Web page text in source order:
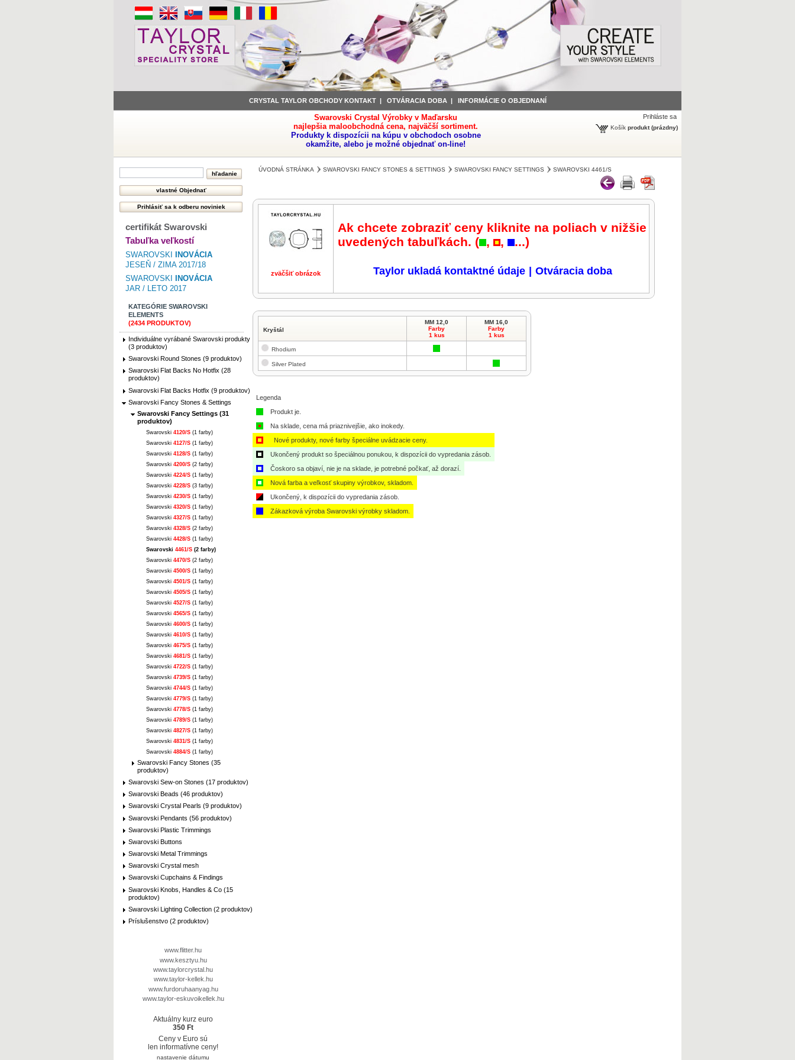
CRYSTAL TAYLOR OBCHODY KONTAKT| OTVÁRACIA DOBA | INFORMÁCIE O OBJEDNANÍ
Swarovski Crystal Výrobky v Maďarsku
najlepšia maloobchodná cena, najväčší sortiment.
Produkty k dispozícii na kúpu v obchodoch osobne
okamžite, alebo je možné objednať on-line!
Prihláste sa
Košík produkt (prázdny)
certifikát Swarovski
Tabuľka veľkostí
SWAROVSKI
INOVÁCIA
JESEŇ / ZIMA 2017/18
SWAROVSKI
INOVÁCIA
JAR / LETO 2017
KATEGÓRIE SWAROVSKI
ELEMENTS
(2434 PRODUKTOV)
Individuálne vyrábané Swarovski produkty
(3 produktov)
Swarovski Round Stones (9 produktov)
Swarovski Flat Backs No Hotfix (28
produktov)
Swarovski Flat Backs Hotfix (9 produktov)
Swarovski Fancy Stones & Settings
Swarovski Fancy Settings (31
produktov)
Swarovski 4120/S (1 farby)
Swarovski 4127/S (1 farby)
Swarovski 4128/S (1 farby)
Swarovski 4200/S (2 farby)
Swarovski 4224/S (1 farby)
Swarovski 4228/S (3 farby)
Swarovski 4230/S (1 farby)
Swarovski 4320/S (1 farby)
Swarovski 4327/S (1 farby)
Swarovski 4328/S (2 farby)
Swarovski 4428/S (1 farby)
Swarovski 4461/S (2 farby)
Swarovski 4470/S (2 farby)
Swarovski 4500/S (1 farby)
Swarovski 4501/S (1 farby)
Swarovski 4505/S (1 farby)
Swarovski 4527/S (1 farby)
Swarovski 4565/S (1 farby)
Swarovski 4600/S (1 farby)
Swarovski 4610/S (1 farby)
Swarovski 4675/S (1 farby)
Swarovski 4681/S (1 farby)
Swarovski 4722/S (1 farby)
Swarovski 4739/S (1 farby)
Swarovski 4744/S (1 farby)
Swarovski 4779/S (1 farby)
Swarovski 4778/S (1 farby)
Swarovski 4789/S (1 farby)
Swarovski 4827/S (1 farby)
Swarovski 4831/S (1 farby)
Swarovski 4884/S (1 farby)
Swarovski Fancy Stones (35
produktov)
Swarovski Sew-on Stones (17 produktov)
Swarovski Beads (46 produktov)
Swarovski Crystal Pearls (9 produktov)
Swarovski Pendants (56 produktov)
Swarovski Plastic Trimmings
Swarovski Buttons
Swarovski Metal Trimmings
Swarovski Crystal mesh
Swarovski Cupchains & Findings
Swarovski Knobs, Handles & Co (15
produktov)
Swarovski Lighting Collection (2 produktov)
Príslušenstvo (2 produktov)
www.flitter.hu
www.kesztyu.hu
www.taylorcrystal.hu
www.taylor-kellek.hu
www.furdoruhaanyag.hu
www.taylor-eskuvoikellek.hu
Aktuálny kurz euro
350 Ft
Ceny v Euro sú
len informatívne ceny!
nastavenie dátumu
ÚVODNÁ STRÁNKA SWAROVSKI FANCY STONES & SETTINGS SWAROVSKI FANCY SETTINGS SWAROVSKI 4461/S
zväčšiť obrázok
Ak chcete zobraziť ceny kliknite na poliach v nižšie
uvedených tabuľkách. ( , , ...)
Taylor ukladá kontaktné údaje Otváracia doba
Kryštál
MM 12,0
Farby
1 kus
MM 16,0
Farby
1 kus
Rhodium
Silver Plated
Legenda
Produkt je.
Na sklade, cena má priaznivejšie, ako inokedy.
Nové produkty, nové farby špeciálne uvádzacie ceny.
Ukončený produkt so špeciálnou ponukou, k dispozícii do vypredania zásob.
Čoskoro sa objaví, nie je na sklade, je potrebné počkať, až dorazí.
Nová farba a veľkosť skupiny výrobkov, skladom.
Ukončený, k dispozícii do vypredania zásob.
Zákazková výroba Swarovski výrobky skladom.